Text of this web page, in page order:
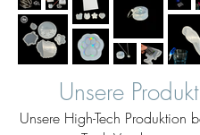
Unsere
Unsere High-Tech Produktion